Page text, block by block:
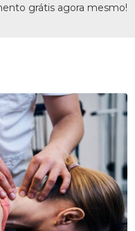
grátis agora mesmo!